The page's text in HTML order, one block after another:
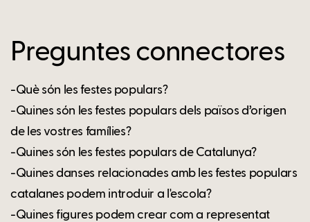
Preguntes connectores
-Què són les festes populars?
-Quines són les festes populars dels països d’origen
de les vostres famílies?
-Quines són les festes populars de Catalunya?
-Quines danses relacionades amb les festes populars
catalanes podem introduir a l'escola?
-Quines figures podem crear com a representat